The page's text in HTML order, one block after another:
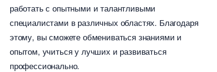
работать с опытными и талантливыми
специалистами в различных областях. Благодаря
этому, вы сможете обмениваться знаниями и
опытом, учиться у лучших и развиваться
профессионально.